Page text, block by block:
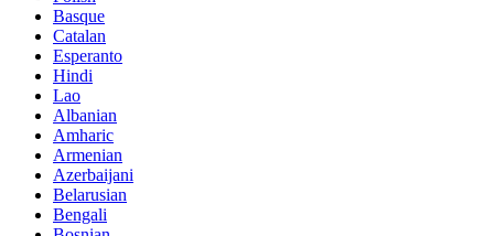
Basque
Catalan
Esperanto
Hindi
Lao
Albanian
Amharic
Armenian
Azerbaijani
Belarusian
Bengali